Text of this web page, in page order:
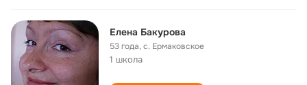
Елена Бакурова
53 года,с. Ермаковское
1 школа